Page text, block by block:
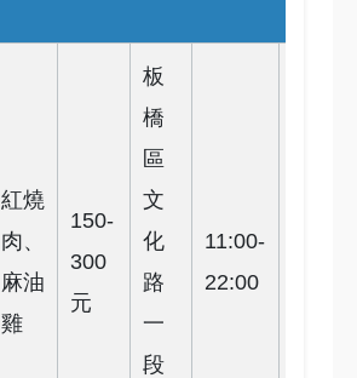
紅燒
肉、
麻油
雞
150-
300
元
板
橋
區
文
化
路
一
段
11:00-
22:00